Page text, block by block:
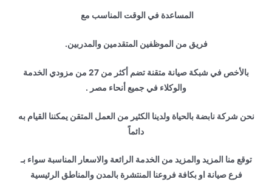
المساعدة في الوقت المناسب مع
فريق من الموظفين المتقدمين والمدربين.
بالأخص في شبكة صيانة متقنة تضم أكثر من 27 من مزودي الخدمة
والوكلاء في جميع أنحاء مصر .
نحن شركة نابضة بالحياة ولدينا الكثير من العمل المتقن يمكننا القيام به
دائماً
توقع منا المزيد والمزيد من الخدمة الرائعة والاسعار المناسبة سواء بـ
فرع صيانة او بكافة فروعنا المنتشرة بالمدن والمناطق الرئيسية